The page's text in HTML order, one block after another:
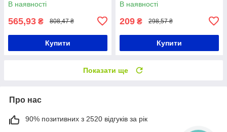
В наявності
565,93 ₴ 808,47 ₴
Купити
пилосос для машини
В наявності
209 ₴ 298,57 ₴
Купити
Показати ще
Про нас
90% позитивних з 2520 відгуків за рік